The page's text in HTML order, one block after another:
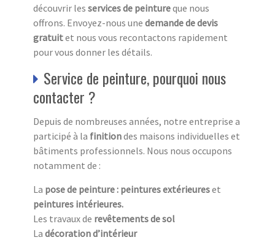
découvrir les services de peintureque nous
offrons. Envoyez-nous une demande de devis
gratuitet nous vous recontactons rapidement
pour vous donner les détails.
Service de peinture, pourquoi nous
contacter ?
Depuis de nombreuses années, notre entreprise a
participé à la finitiondes maisons individuelles et
bâtiments professionnels. Nous nous occupons
notamment de :
La pose de peinture : peintures extérieureset
peintures intérieures.
Les travaux de revêtements de sol
La décoration d’intérieur